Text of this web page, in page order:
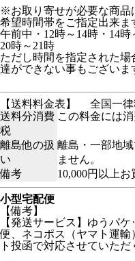
※お取り寄せが必要な商品
希望時間帯をご指定出来ま
午前中・12時～14時・14時
20時～21時
ただし時間を指定された
達ができない事もございま
【送料料金表】
全国一律
送料分消費
税
この料金には
離島他の扱
い
離島・一部地
ません。
備考
10,000円以上
小型宅配便
【備考】
【発送サービス】ゆうパ
便、ネコポス（ヤマト運
ト投函で対応させていた